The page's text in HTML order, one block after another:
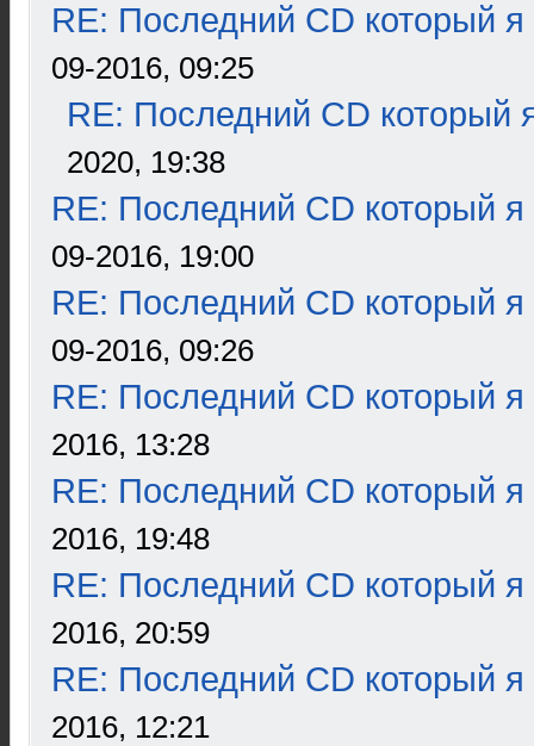
RE: Последний CD который я
09-2016, 09:25
RE: Последний CD который
2020, 19:38
RE: Последний CD который я
09-2016, 19:00
RE: Последний CD который я
09-2016, 09:26
RE: Последний CD который я
2016, 13:28
RE: Последний CD который я
2016, 19:48
RE: Последний CD который я
2016, 20:59
RE: Последний CD который я
2016, 12:21